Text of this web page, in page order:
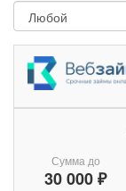
Сумма до
30 000 ₽